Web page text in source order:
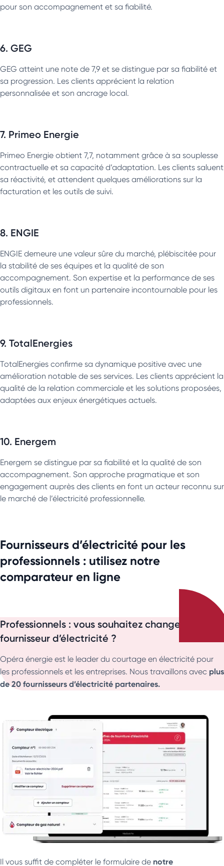
pour son accompagnement et sa fiabilité.
6. GEG
GEG atteint une note de 7,9 et se distingue par sa fiabilité et
sa progression. Les clients apprécient la relation
personnalisée et son ancrage local.
7. Primeo Energie
Primeo Energie obtient 7,7, notamment grâce à sa souplesse
contractuelle et sa capacité d’adaptation. Les clients saluent
sa réactivité, et attendent quelques améliorations sur la
facturation et les outils de suivi.
8. ENGIE
ENGIE demeure une valeur sûre du marché, plébiscitée pour
la stabilité de ses équipes et la qualité de son
accompagnement. Son expertise et la performance de ses
outils digitaux en font un partenaire incontournable pour les
professionnels.
9. TotalEnergies
TotalEnergies confirme sa dynamique positive avec une
amélioration notable de ses services. Les clients apprécient la
qualité de la relation commerciale et les solutions proposées,
adaptées aux enjeux énergétiques actuels.
10. Energem
Energem se distingue par sa fiabilité et la qualité de son
accompagnement. Son approche pragmatique et son
engagement auprès des clients en font un acteur reconnu sur
le marché de l’électricité professionnelle.
Fournisseurs d’électricité pour les
professionnels : utilisez notre
comparateur en ligne
Professionnels : vous souhaitez changer de
fournisseur d’électricité ?
Opéra énergie est le leader du courtage en électricité pour
les professionnels et les entreprises. Nous travaillons avec plus
de 20 fournisseurs d’électricité partenaires.
Il vous suffit de compléter le formulaire de notre